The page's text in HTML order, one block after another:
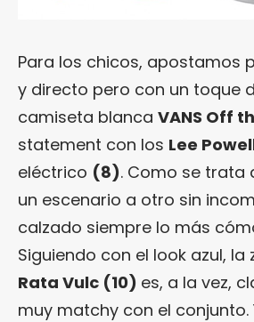
Para los chicos, apostamos
y directo pero con un toque
camiseta blanca VANS Off
statement con los Lee
eléctrico (8). Como se trata
un escenario a otro sin
calzado siempre lo más
Siguiendo con el look azul, la
Rata Vulc (10) es, a la vez,
muy matchy con el conjunto.